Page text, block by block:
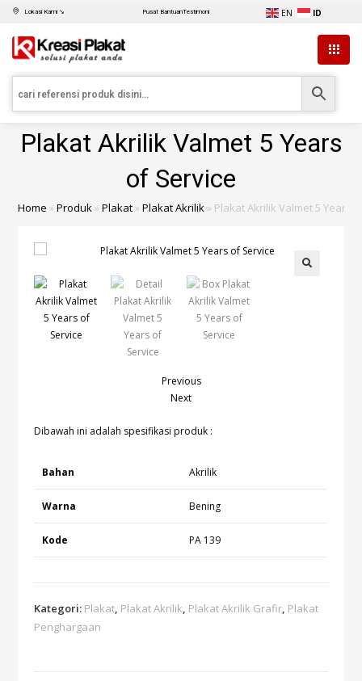
Lokasi Kami ↘ Pusat BantuanTestimoni EN ID
Plakat Akrilik Valmet 5 Years
of Service
Home »Produk»Plakat»Plakat Akrilik» Plakat Akrilik Valmet 5 Years
Previous
Next
Dibawah ini adalah spesifikasi produk :
Bahan Akrilik
Warna Bening
Kode PA 139
Kategori: Plakat, Plakat Akrilik, Plakat Akrilik Grafir, Plakat
Penghargaan